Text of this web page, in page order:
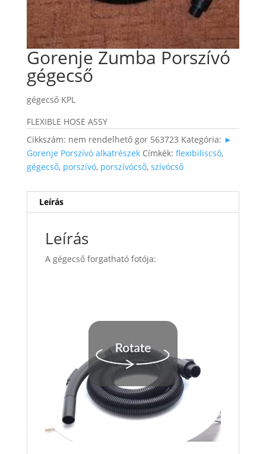
Gorenje Zumba Porszívó
gégecső
gégecső KPL
FLEXIBLE HOSE ASSY
Cikkszám: nem rendelhető gor 563723 Kategória: ►
Gorenje Porszívó alkatrészek Címkék: flexibiliscső,
gégecső, porszívó, porszívócső, szívócső
Leírás
Leírás
A gégecső forgatható fotója: